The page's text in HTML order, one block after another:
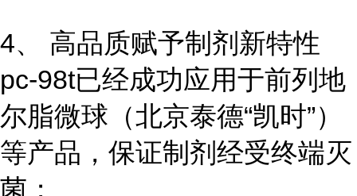
4、 高品质赋予制剂新特性
pc-98t已经成功应用于前列地
尔脂微球（北京泰德“凯时”）
等产品，保证制剂经受终端灭
菌；